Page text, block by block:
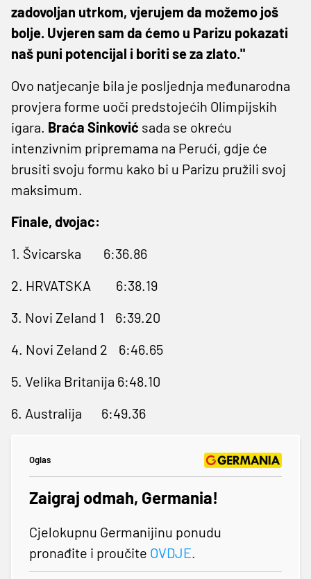
zadovoljan utrkom, vjerujem da možemo još
bolje. Uvjeren sam da ćemo u Parizu pokazati
naš puni potencijal i boriti se za zlato."
Ovo natjecanje bila je posljednja međunarodna
provjera forme uoči predstojećih Olimpijskih
igara. Braća Sinković sada se okreću
intenzivnim pripremama na Perući, gdje će
brusiti svoju formu kako bi u Parizu pružili svoj
maksimum.
Finale, dvojac:
1. Švicarska 6:36.86
2. HRVATSKA 6:38.19
3. Novi Zeland 1 6:39.20
4. Novi Zeland 2 6:46.65
5. Velika Britanija 6:48.10
6. Australija 6:49.36
Oglas
Zaigraj odmah, Germania!
Cjelokupnu Germanijinu ponudu
pronađite i proučite OVDJE.